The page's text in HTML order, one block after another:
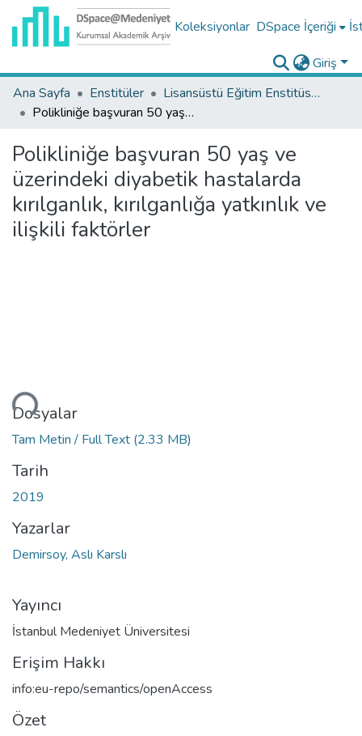
Koleksiyonlar DSpace İçeriği
Giriş
Ana Sayfa
Enstitüler
Lisansüstü Eğitim Enstitüsü Tez Koleksiyonu
Polikliniğe başvuran 50 yaş ve üzerindeki diyabetik hastalarda kırılganlık, kırılganlığa yatkınlık ve ilişkili faktörler
Polikliniğe başvuran 50 yaş ve
üzerindeki diyabetik hastalarda
kırılganlık, kırılganlığa yatkınlık ve
ilişkili faktörler
Dosyalar
Tam Metin / Full Text (2.33 MB)
Tarih
2019
Yazarlar
Demirsoy, Aslı Karslı
Yayıncı
İstanbul Medeniyet Üniversitesi
Erişim Hakkı
info:eu-repo/semantics/openAccess
Özet